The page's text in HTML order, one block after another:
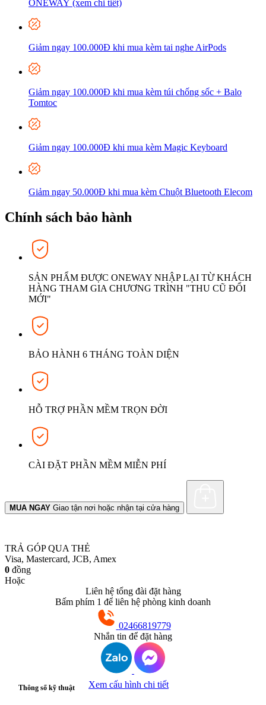
ONEWAY (xem chi tiết)
Giảm ngay 100.000Đ khi mua kèm tai nghe AirPods
Giảm ngay 100.000Đ khi mua kèm túi chống sốc + Balo
Tomtoc
Giảm ngay 100.000Đ khi mua kèm Magic Keyboard
Giảm ngay 50.000Đ khi mua kèm Chuột Bluetooth Elecom
Chính sách bảo hành
SẢN PHẨM ĐƯỢC ONEWAY NHẬP LẠI TỪ KHÁCH
HÀNG THAM GIA CHƯƠNG TRÌNH "THU CŨ ĐỔI
MỚI"
BẢO HÀNH 6 THÁNG TOÀN DIỆN
HỖ TRỢ PHẦN MỀM TRỌN ĐỜI
CÀI ĐẶT PHẦN MỀM MIỄN PHÍ
MUA NGAY Giao tận nơi hoặc nhận tại cửa hàng
TRẢ GÓP QUA THẺ
Visa, Mastercard, JCB, Amex
0 đồng
Hoặc
Liên hệ tổng đài đặt hàng
Bấm phím 1 để liên hệ phòng kinh doanh
02466819779
Nhắn tin để đặt hàng
Thông số kỹ thuật Xem cấu hình chi tiết